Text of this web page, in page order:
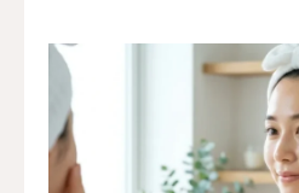
当院について
アクセス
WEB予約